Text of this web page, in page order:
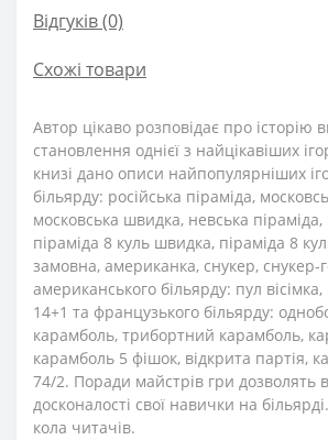
Відгуків (0)
Схожі товари
Автор цікаво розповідає про історію
становлення однієї з найцікавіших
книзі дано описи найпопулярніших
більярду: російська піраміда,
московська швидка, невська піраміда,
піраміда 8 куль швидка, піраміда 8
замовна, американка, снукер, снукер-
американського більярду: пул
14+1 та французького більярду:
карамболь, трибортний карамболь,
карамболь 5 фішок, відкрита партія,
74/2. Поради майстрів гри дозволять
досконалості свої навички на
кола читачів.